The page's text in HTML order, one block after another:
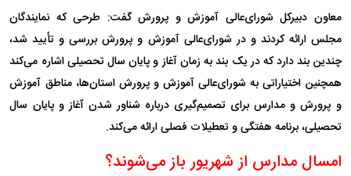
معاون دبیرکل شورای‌عالی آموزش و پرورش گفت: طرحی که نمایندگان
مجلس ارائه کردند و در شورای‌عالی آموزش و پرورش بررسی و تأیید شد،
چندین بند دارد که در یک بند به زمان آغاز و پایان سال تحصیلی اشاره می‌کند
همچنین اختیاراتی به شورای‌عالی آموزش و پرورش استان‌ها، مناطق آموزش
و پرورش و مدارس برای تصمیم‌گیری درباره شناور شدن آغاز و پایان سال
تحصیلی، برنامه هفتگی و تعطیلات فصلی ارائه می‌کند.
امسال مدارس از شهریور باز می‌شوند؟